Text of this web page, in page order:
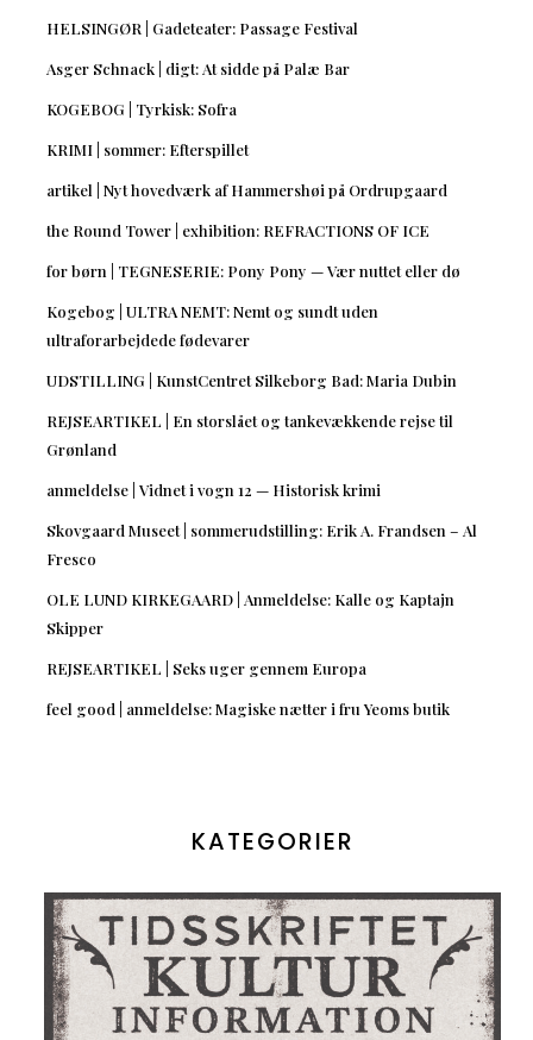
HELSINGØR | Gadeteater: Passage Festival
Asger Schnack | digt: At sidde på Palæ Bar
KOGEBOG | Tyrkisk: Sofra
KRIMI | sommer: Efterspillet
artikel | Nyt hovedværk af Hammershøi på Ordrupgaard
the Round Tower | exhibition: REFRACTIONS OF ICE
for børn | TEGNESERIE: Pony Pony — Vær nuttet eller dø
Kogebog | ULTRA NEMT: Nemt og sundt uden
ultraforarbejdede fødevarer
UDSTILLING | KunstCentret Silkeborg Bad: Maria Dubin
REJSEARTIKEL | En storslået og tankevækkende rejse til
Grønland
anmeldelse | Vidnet i vogn 12 — Historisk krimi
Skovgaard Museet | sommerudstilling: Erik A. Frandsen – Al
Fresco
OLE LUND KIRKEGAARD | Anmeldelse: Kalle og Kaptajn
Skipper
REJSEARTIKEL | Seks uger gennem Europa
feel good | anmeldelse: Magiske nætter i fru Yeoms butik
KATEGORIER